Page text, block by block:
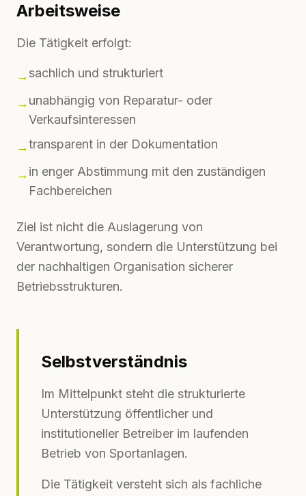
Arbeitsweise
Die Tätigkeit erfolgt:
→sachlich und strukturiert
→unabhängig von Reparatur- oder
Verkaufsinteressen
→transparent in der Dokumentation
→in enger Abstimmung mit den zuständigen
Fachbereichen
Ziel ist nicht die Auslagerung von
Verantwortung, sondern die Unterstützung bei
der nachhaltigen Organisation sicherer
Betriebsstrukturen.
Selbstverständnis
Im Mittelpunkt steht die strukturierte
Unterstützung öffentlicher und
institutioneller Betreiber im laufenden
Betrieb von Sportanlagen.
Die Tätigkeit versteht sich als fachliche